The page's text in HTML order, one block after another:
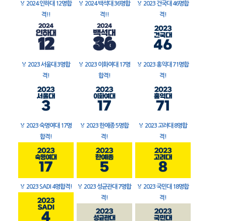
🏅 2024 인하대 12명합
격!!
🏅 2024 백석대 36명합
격!!
🏅 2023 건국대 46명합
격!
🏅 2023 서울대 3명합
격!
🏅 2023 이화여대 17명
합격!
🏅 2023 홍익대 71명합
격!
🏅 2023 숙명여대 17명
합격!
🏅 2023 한예종 5명합
격!
🏅 2023 고려대 8명합
격!
🏅 2023 SADI 4명합격! 🏅 2023 성균관대 7명합
격!
🏅 2023 국민대 18명합
격!